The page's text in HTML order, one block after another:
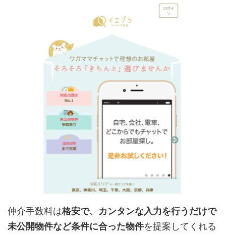
仲介手数料は格安で、カンタンな入力を行うだけで
未公開物件など条件に合った物件を提案してくれる